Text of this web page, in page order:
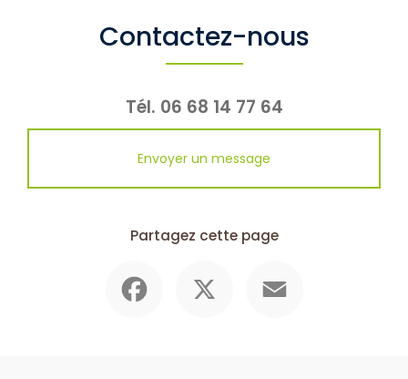
Contactez-nous
Tél. 06 68 14 77 64
Envoyer un message
Partagez cette page